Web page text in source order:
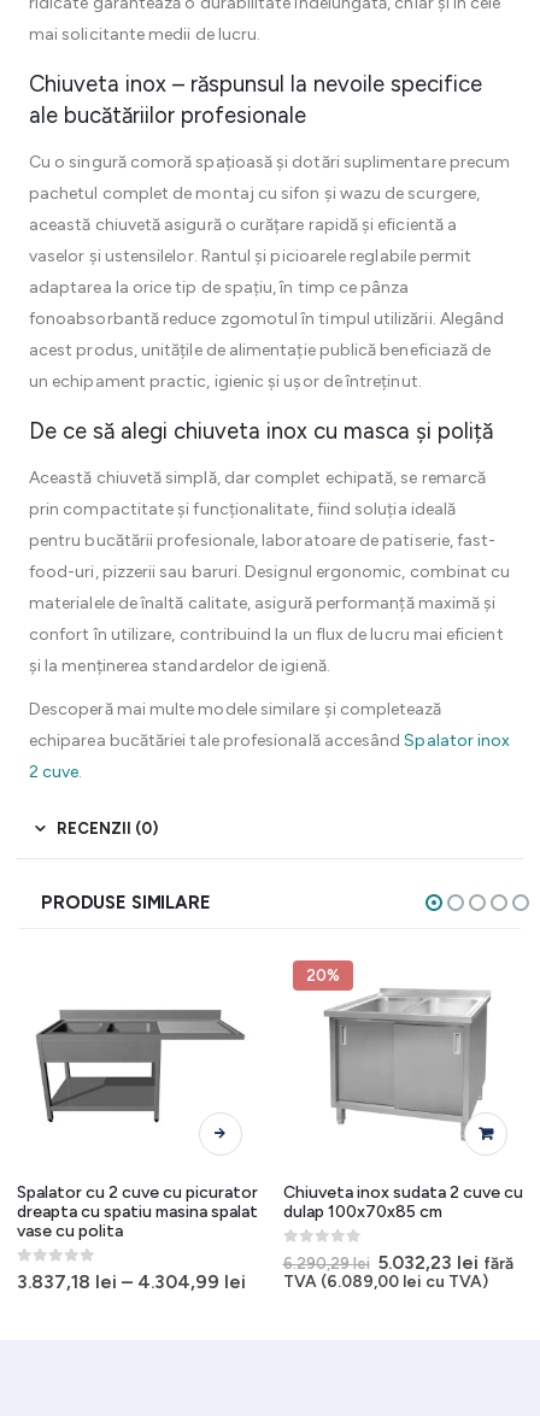
mai solicitante medii de lucru.
Chiuveta inox – răspunsul la nevoile specifice
ale bucătăriilor profesionale
Cu o singură comoră spațioasă și dotări suplimentare precum
pachetul complet de montaj cu sifon și wazu de scurgere,
această chiuvetă asigură o curățare rapidă și eficientă a
vaselor și ustensilelor. Rantul și picioarele reglabile permit
adaptarea la orice tip de spațiu, în timp ce pânza
fonoabsorbantă reduce zgomotul în timpul utilizării. Alegând
acest produs, unitățile de alimentație publică beneficiază de
un echipament practic, igienic și ușor de întreținut.
De ce să alegi chiuveta inox cu masca și poliță
Această chiuvetă simplă, dar complet echipată, se remarcă
prin compactitate și funcționalitate, fiind soluția ideală
pentru bucătării profesionale, laboratoare de patiserie, fast-
food-uri, pizzerii sau baruri. Designul ergonomic, combinat cu
materialele de înaltă calitate, asigură performanță maximă și
confort în utilizare, contribuind la un flux de lucru mai eficient
și la menținerea standardelor de igienă.
Descoperă mai multe modele similare și completează
echiparea bucătăriei tale profesională accesândSpalator inox
2 cuve.
RECENZII (0)
PRODUSE SIMILARE
Acest produs are mai multe variații. Opțiunile pot fi alese în pagina produsului.
Spalator cu 2 cuve cu picurator
dreapta cu spatiu masina spalat
vase cu polita
0out of 5
3.837,18 lei – 4.304,99 lei
20%
Chiuveta inox sudata 2 cuve cu
dulap 100x70x85 cm
0out of 5
6.290,29lei Prețul
inițial
5.032,23 lei Prețul
curent
fără
TVA (6.089,00 lei cu TVA)